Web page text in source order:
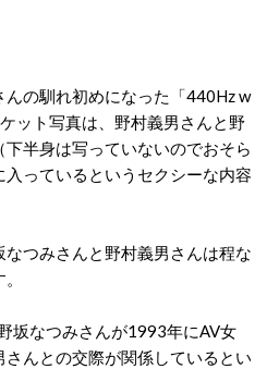
の馴れ初めになった「440Hz w
ット写真は、野村義男さんと野
半身は写っていないのでおそら
入っているというセクシーな内容
つみさんと野村義男さんは程な
坂なつみさんが1993年にAV女
んとの交際が関係しているとい